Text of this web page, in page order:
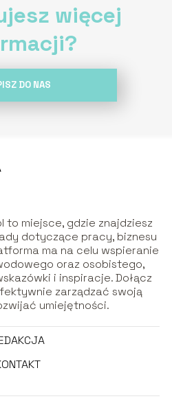
więcej
DO NAS
to miejsce, gdzie znajdziesz
dotyczące pracy, biznesu
ma na celu wspieranie
oraz osobistego,
i inspiracje. Dołącz
zarządzać swoją
umiejętności.